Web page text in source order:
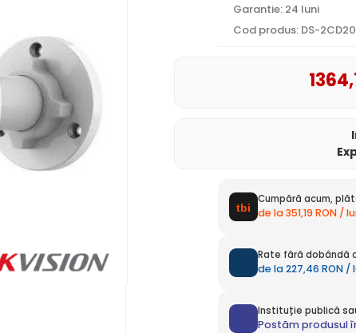
Garantie: 24 luni
Cod produs: DS-
1364
Cumpără acum,
de la 351,19 RON /
Rate fără dobândă
de la 227,46 RON
Instituție publică
Postăm produsul